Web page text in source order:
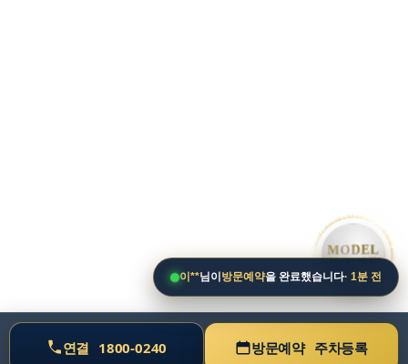
• MODEL HOUSE GRAND OPEN • MODEL HOUSE GRAND OPEN • MODEL HOUSE GRAND OPEN •
MODEL
HOUSE
연결 1800-0240 방문예약 주차등록
이**님이 방문예약을 완료했습니다· 1분 전